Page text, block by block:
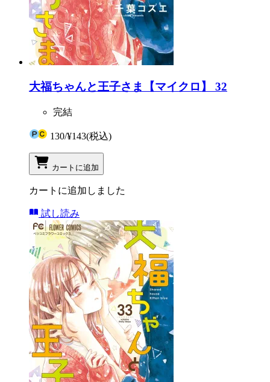
大福ちゃんと王子さま【マイクロ】 32
完結
130/¥143(税込)
カートに追加
カートに追加しました
試し読み